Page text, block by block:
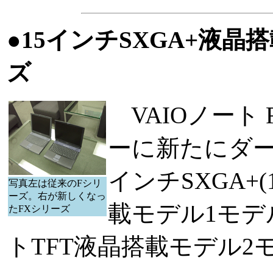
●15インチSXGA+液晶
ズ
写真左は従来のFシリ
ーズ。右が新しくなっ
たFXシリーズ
VAIOノート
ーに新たにダ
インチ
載モデル1モデ
トTFT液晶搭載モデル2